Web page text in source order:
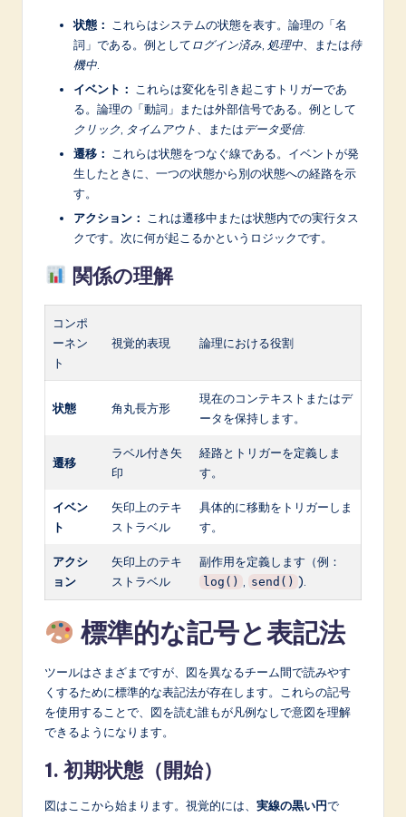
状態：
これらはシステムの状態を表す。論理の「名
詞」である。例としてログイン済み 処理中 、または待
機中
イベント：
これらは変化を引き起こすトリガーであ
る。論理の「動詞」または外部信号である。例として
クリック タイムアウト 、またはデータ受信.
遷移：
これらは状態をつなぐ線である。イベントが発
生したときに、一つの状態から別の状態への経路を示
す。
アクション：
これは遷移中または状態内での実行タス
クです。次に何が起こるかというロジックです。
関係の理解
コンポ
ーネン
ト
視覚的表現 論理における役割
状態 角丸長方形
現在のコンテキストまたはデ
ータを保持します。
遷移
ラベル付き矢
印
経路とトリガーを定義しま
す。
イベン
ト
矢印上のテキ
ストラベル
具体的に移動をトリガーしま
す。
アクシ
ョン
矢印上のテキ
ストラベル
副作用を定義します（例：
log() send() ).
標準的な記号と表記法
ツールはさまざまですが、図を異なるチーム間で読みやす
くするために標準的な表記法が存在します。これらの記号
を使用することで、図を読む誰もが凡例なしで意図を理解
できるようになります。
1. 初期状態（開始）
図はここから始まります。視覚的には、 実線の黒い円で